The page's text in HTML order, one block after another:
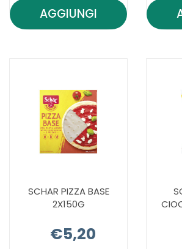
AGGIUNGIAGGIUNGI SCHAR
10G AL
CARRELLO
SCHAR PIZZA BASE
2X150G
€5,20